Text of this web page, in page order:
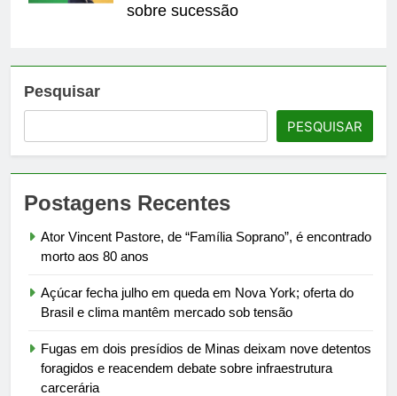
sobre sucessão
Pesquisar
PESQUISAR
Postagens Recentes
Ator Vincent Pastore, de “Família Soprano”, é encontrado
morto aos 80 anos
Açúcar fecha julho em queda em Nova York; oferta do
Brasil e clima mantêm mercado sob tensão
Fugas em dois presídios de Minas deixam nove detentos
foragidos e reacendem debate sobre infraestrutura
carcerária